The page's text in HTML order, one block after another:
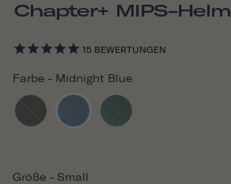
Chapter+ MIPS-Helm
15 BEWERTUNGEN
Farbe - Midnight Blue
Größe - Small